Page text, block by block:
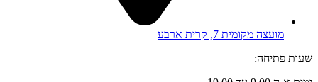
מועצה מקומית 7, קרית ארבע
שעות פתיחה: